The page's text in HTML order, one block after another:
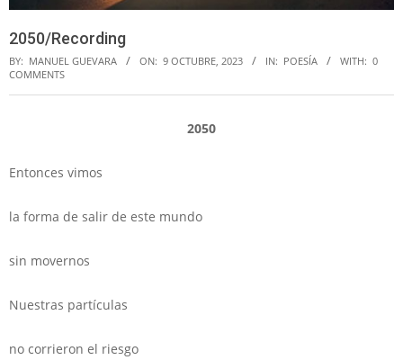
2050/Recording
BY: MANUEL GUEVARA ON: 9 OCTUBRE, 2023 IN: POESÍA WITH: 0
COMMENTS
2050
Entonces vimos
la forma de salir de este mundo
sin movernos
Nuestras partículas
no corrieron el riesgo